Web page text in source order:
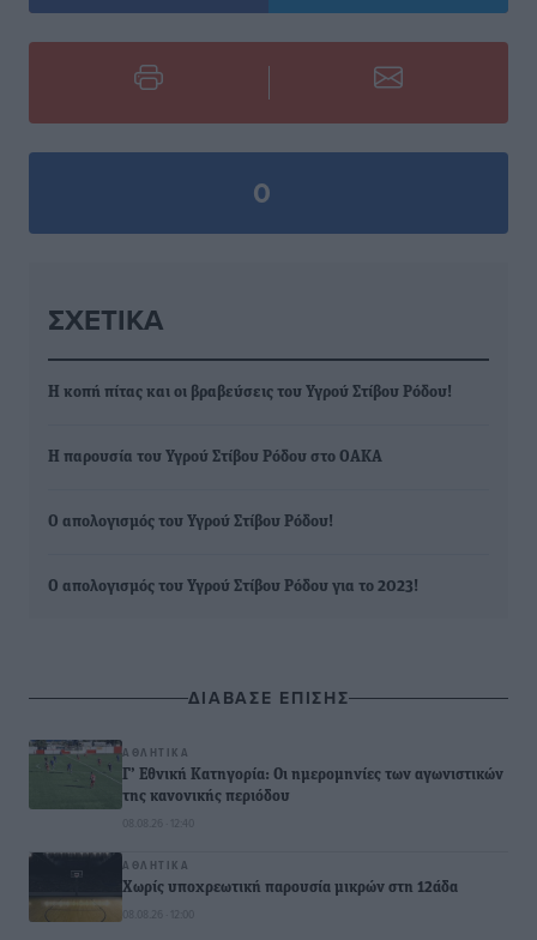
0
ΣΧΕΤΙΚΆ
Η κοπή πίτας και οι βραβεύσεις του Υγρού Στίβου Ρόδου!
Η παρουσία του Υγρού Στίβου Ρόδου στο ΟΑΚΑ
Ο απολογισμός του Υγρού Στίβου Ρόδου!
Ο απολογισμός του Υγρού Στίβου Ρόδου για το 2023!
ΔΙΑΒΑΣΕ ΕΠΙΣΗΣ
ΑΘΛΗΤΙΚΆ
Γ’ Εθνική Κατηγορία: Οι ημερομηνίες των αγωνιστικών
της κανονικής περιόδου
08.08.26 · 12:40
ΑΘΛΗΤΙΚΆ
Χωρίς υποχρεωτική παρουσία μικρών στη 12άδα
08.08.26 · 12:00